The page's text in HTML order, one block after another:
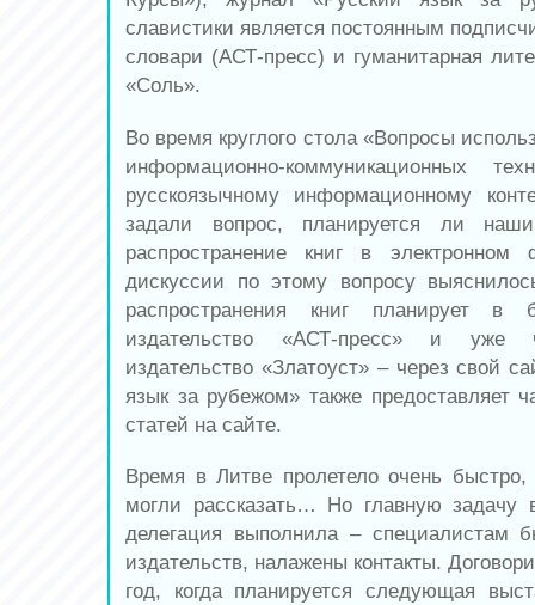
славистики является постоянным
словари (АСТ-пресс) и гуманитарная
«Соль».
Во время круглого стола «Вопросы
информационно-коммуникационных
русскоязычному информационному
задали вопрос, планируется ли
распространение книг в
дискуссии по этому вопросу
распространения книг планирует в
издательство «АСТ-пресс» и уже
издательство «Златоуст» – через свой
язык за рубежом» также предоставляет
статей на сайте.
Время в Литве пролетело очень
могли рассказать… Но главную задачу
делегация выполнила – специалистам
издательств, налажены контакты.
год, когда планируется следующая